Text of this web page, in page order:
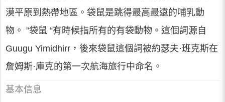
漠平原到熱帶地區。袋鼠是跳得最高最遠的哺乳動
物。 ”袋鼠 “有時候指所有的有袋動物。這個詞源自
Guugu Yimidhirr，後來袋鼠這個詞被約瑟夫·班克斯在
詹姆斯·庫克的第一次航海旅行中命名。
基本信息